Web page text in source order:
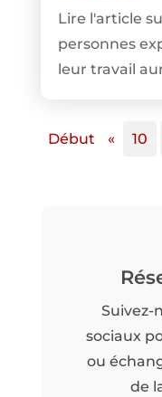
Lire l'article
personnes
leur travail
Début « 10
Suivez-
sociaux
ou
de